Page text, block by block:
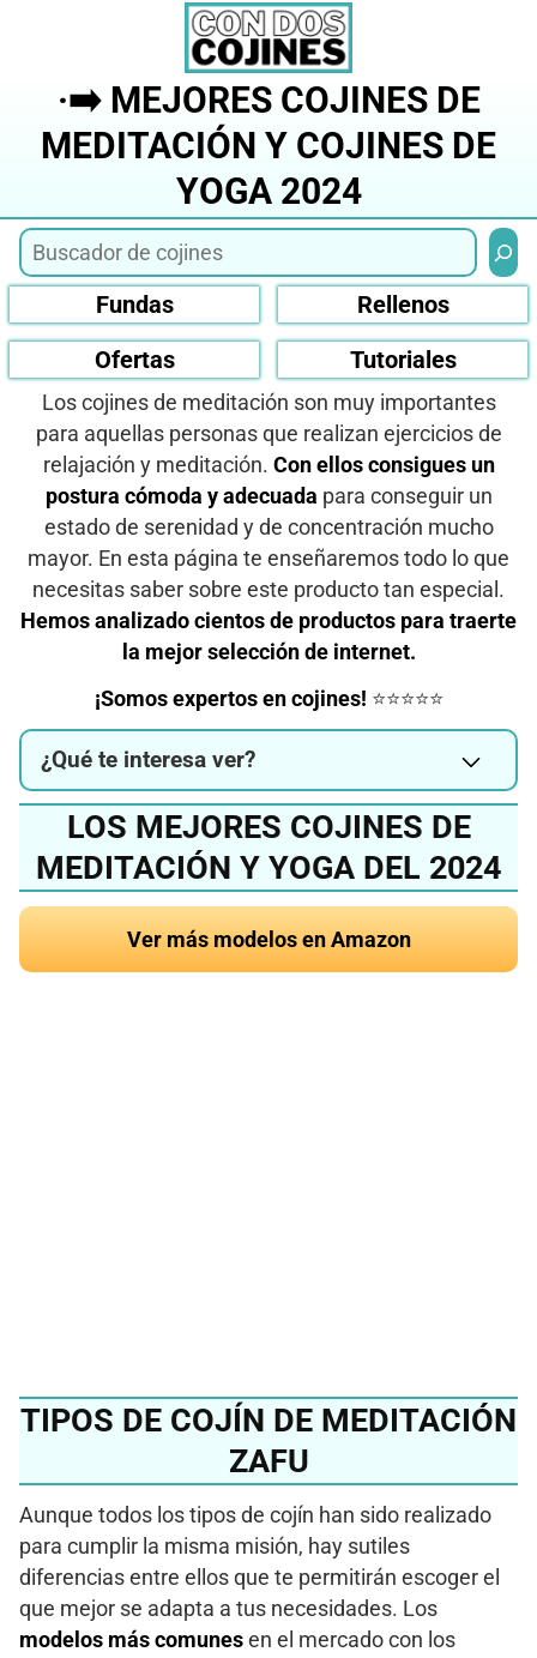
·➡️ MEJORES COJINES DE
MEDITACIÓN Y COJINES DE
YOGA 2024
Fundas
Rellenos
Ofertas
Tutoriales
Los cojines de meditación son muy importantes
para aquellas personas que realizan ejercicios de
relajación y meditación. Con ellos consigues un
postura cómoda y adecuada para conseguir un
estado de serenidad y de concentración mucho
mayor. En esta página te enseñaremos todo lo que
necesitas saber sobre este producto tan especial.
Hemos analizado cientos de productos para traerte
la mejor selección de internet.
¡Somos expertos en cojines! ⭐⭐⭐⭐⭐
¿Qué te interesa ver?
LOS MEJORES COJINES DE
MEDITACIÓN Y YOGA DEL 2024
Ver más modelos en Amazon
TIPOS DE COJÍN DE MEDITACIÓN
ZAFU
Aunque todos los tipos de cojín han sido realizado
para cumplir la misma misión, hay sutiles
diferencias entre ellos que te permitirán escoger el
que mejor se adapta a tus necesidades. Los
modelos más comunes en el mercado con los